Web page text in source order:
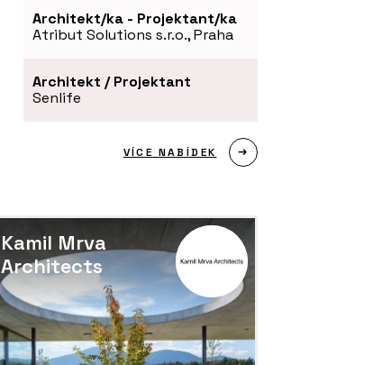
Architekt/ka - Projektant/ka
Atribut Solutions s.r.o., Praha
Architekt / Projektant
Senlife
VÍCE NABÍDEK
Kamil Mrva
Architects